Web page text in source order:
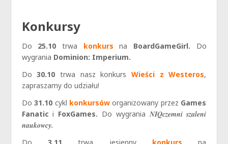
Konkursy
Do 25.10 trwa konkurs na BoardGameGirl. Do
wygrania Dominion: Imperium.
Do30.10 trwa nasz konkursWieści z Westeros,
zapraszamy do udziału!
Do31.10 cykl konkursów organizowany przez Games
Fanatic i FoxGames. Do wygraniaNIQczemni szaleni
naukowcy.